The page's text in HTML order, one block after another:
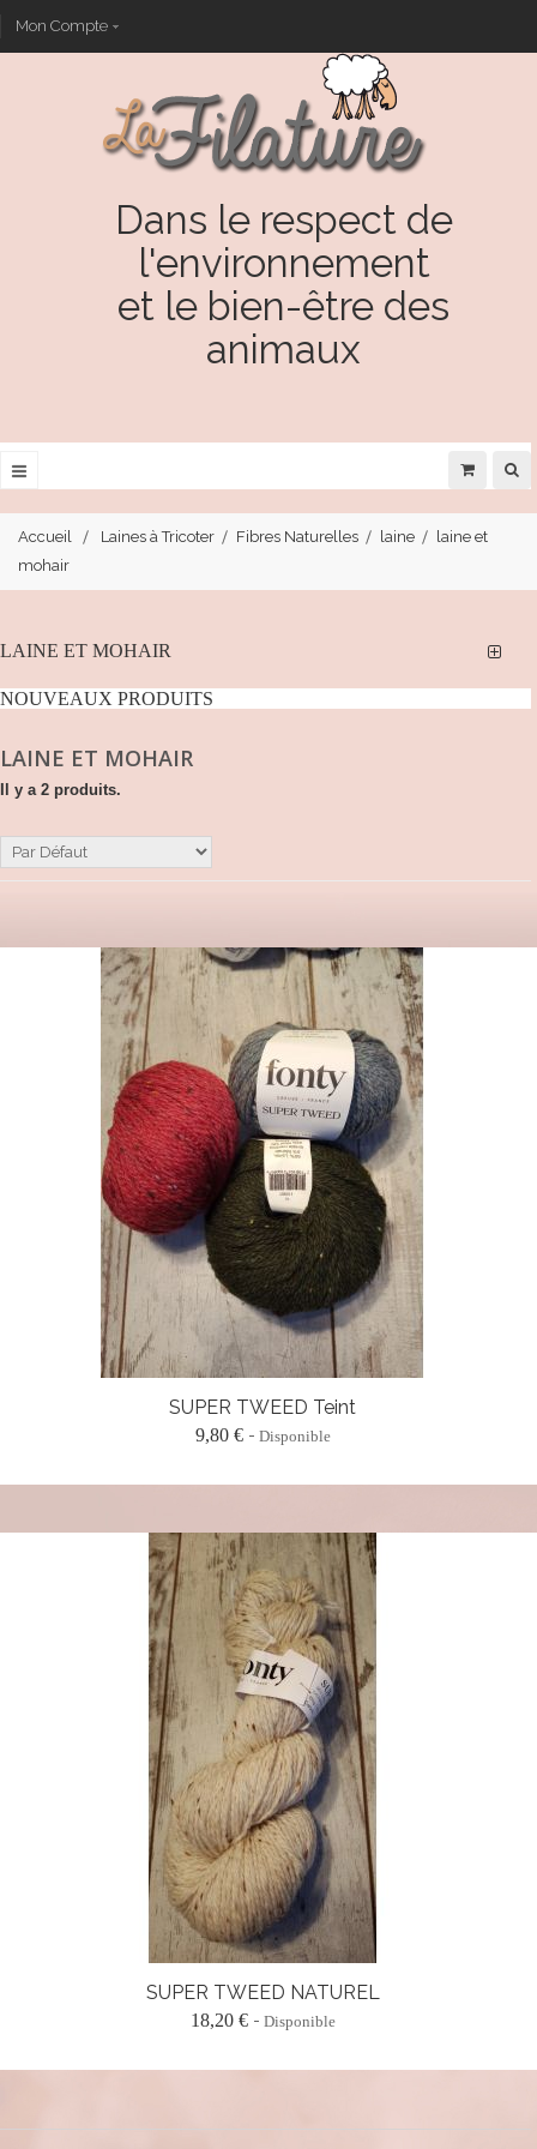
Mon Compte
Dans le respect de
l'environnement
et le bien-être des
animaux
Accueil Laines à Tricoter Fibres Naturelles laine
laine et
mohair
LAINE ET MOHAIR
NOUVEAUX PRODUITS
LAINE ET MOHAIR
Il y a 2 produits.
SUPER TWEED Teint
9,80 € Disponible
SUPER TWEED NATUREL
18,20 € Disponible